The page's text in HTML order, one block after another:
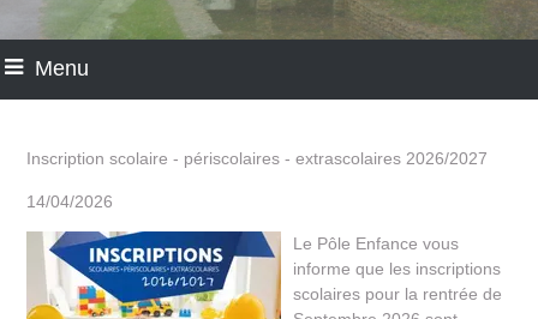
Menu
Inscription scolaire - périscolaires - extrascolaires 2026/2027
14/04/2026
Le Pôle Enfance vous
informe que les inscriptions
scolaires pour la rentrée de